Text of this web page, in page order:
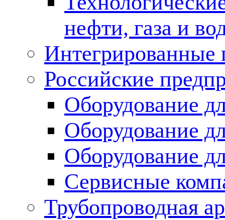
нефти, газа и
Российские
Оборудование
Оборудование
Оборудование
Сервисные
Трубопроводная